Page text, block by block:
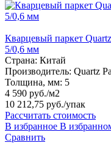
Кварцевый паркет
5/0,6 мм
Страна: Китай
Производитель: Quartz
Толщина, мм: 5
4 590 руб./м2
10 212,75 руб./упак
Рассчитать стоимость
В избранное В
Сравнить